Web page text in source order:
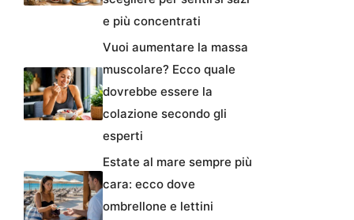
e più concentrati
Vuoi aumentare la massa
muscolare? Ecco quale
dovrebbe essere la
colazione secondo gli
esperti
Estate al mare sempre più
cara: ecco dove
ombrellone e lettini